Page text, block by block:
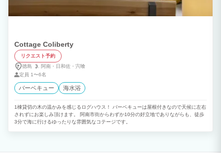
Cottage Coliberty
リクエスト予約
徳島
阿南・ 日和佐・ 宍喰
定員 1〜6名
バーベキュー 海水浴
1棟貸切の木の温かみを感じるログハウス！ バーベキューは屋根付きなので天候に左右
されずにお楽しみ頂けます。 阿南市街からわずか10分の好立地でありながらも、徒歩
3分で海に行けるゆったりな雰囲気なコテージです。